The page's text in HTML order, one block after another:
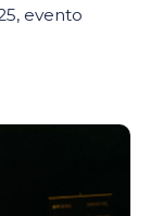
evento